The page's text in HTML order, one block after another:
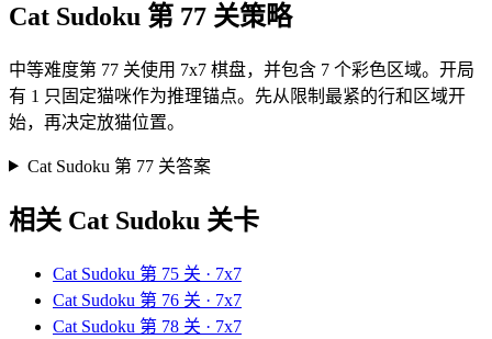
Cat Sudoku 第 77 关策略
中等难度第 77 关使用 7x7 棋盘，并包含 7 个彩色区域。开局
有 1 只固定猫咪作为推理锚点。先从限制最紧的行和区域开
始，再决定放猫位置。
Cat Sudoku 第 77 关答案
相关 Cat Sudoku 关卡
Cat Sudoku 第 75 关 · 7x7
Cat Sudoku 第 76 关 · 7x7
Cat Sudoku 第 78 关 · 7x7